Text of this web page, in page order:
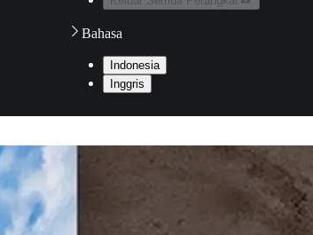
Bahasa
Indonesia
Inggris